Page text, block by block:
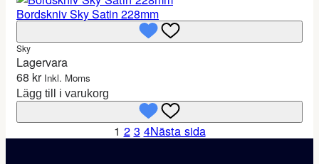
Bordskniv Sky Satin 228mm
Sky
Lagervara
68 kr Inkl. Moms
Lägg till i varukorg
1 2 3 4Nästa sida